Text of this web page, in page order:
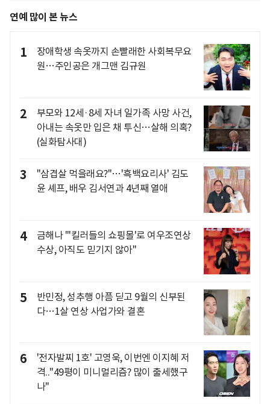
연예 많이 본 뉴스
1
장애학생 속옷까지 손빨래한 사회복무요
원…주인공은 개그맨 김규원
2
부모와 12세·8세 자녀 일가족 사망 사건,
아내는 속옷만 입은 채 투신…살해 의혹?
(실화탐사대)
3
"삼겹살 먹을래요?"…'흑백요리사' 김도
윤 셰프, 배우 김서연과 4년째 열애
4
금해나 "'킬러들의 쇼핑몰'로 여우조연상
수상, 아직도 믿기지 않아"
5
반민정, 성추행 아픔 딛고 9월의 신부된
다…1살 연상 사업가와 결혼
6
'전자발찌 1호' 고영욱, 이번엔 이지혜 저
격.."49평이 미니멀리즘? 많이 출세했구
나"